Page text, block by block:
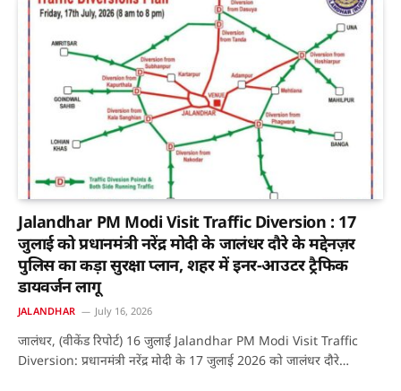
Jalandhar PM Modi Visit Traffic Diversion : 17
जुलाई को प्रधानमंत्री नरेंद्र मोदी के जालंधर दौरे के मद्देनज़र
पुलिस का कड़ा सुरक्षा प्लान, शहर में इनर-आउटर ट्रैफिक
डायवर्जन लागू
JALANDHAR July 16, 2026
जालंधर, (वीकेंड रिपोर्ट) 16 जुलाई Jalandhar PM Modi Visit Traffic
Diversion: प्रधानमंत्री नरेंद्र मोदी के 17 जुलाई 2026 को जालंधर दौरे…